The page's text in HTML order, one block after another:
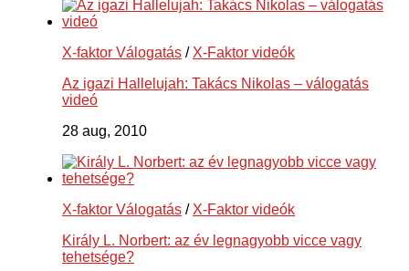
X-faktor Válogatás / X-Faktor videók
Az igazi Hallelujah: Takács Nikolas – válogatás
videó
28 aug, 2010
X-faktor Válogatás / X-Faktor videók
Király L. Norbert: az év legnagyobb vicce vagy
tehetsége?